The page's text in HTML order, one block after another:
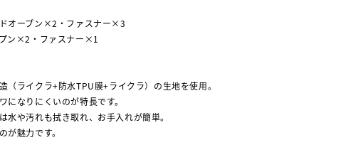
オープン×2・ファスナー×3
ン×2・ファスナー×1
（ライクラ+防水TPU膜+ライクラ）の生地を使用。
になりにくいのが特長です。
水や汚れも拭き取れ、お手入れが簡単。
が魅力です。